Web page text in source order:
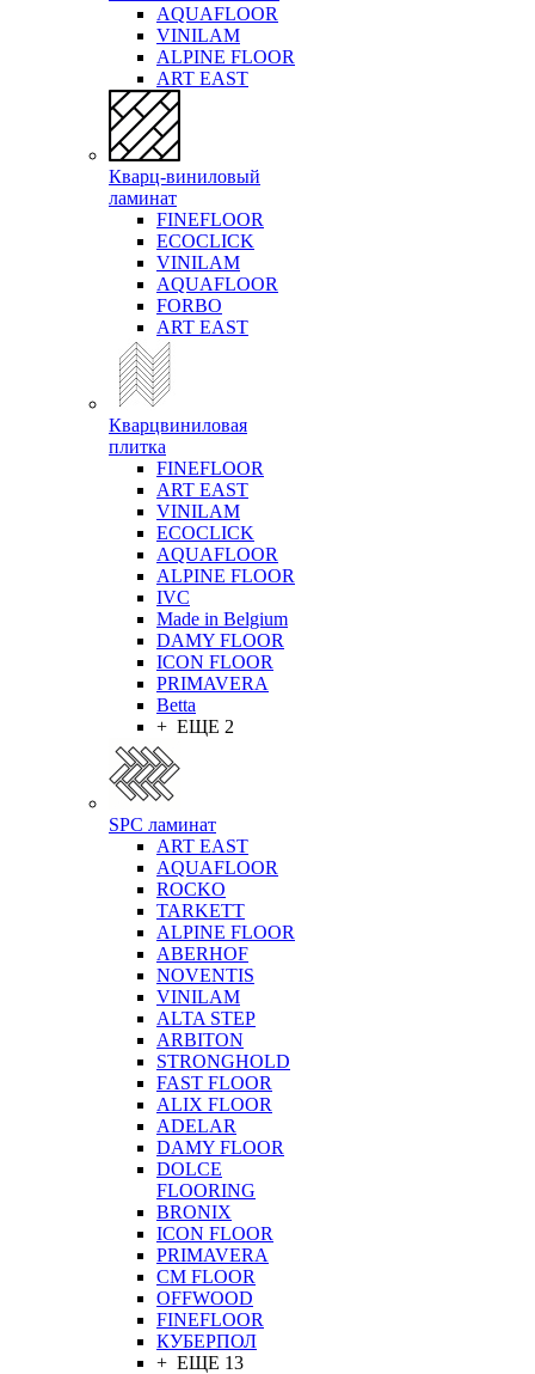
AQUAFLOOR
VINILAM
ALPINE FLOOR
ART EAST
Кварц-виниловый
ламинат
FINEFLOOR
ECOCLICK
VINILAM
AQUAFLOOR
FORBO
ART EAST
Кварцвиниловая
плитка
FINEFLOOR
ART EAST
VINILAM
ECOCLICK
AQUAFLOOR
ALPINE FLOOR
IVC
Made in Belgium
DAMY FLOOR
ICON FLOOR
PRIMAVERA
Betta
+ ЕЩЕ 2
SPC ламинат
ART EAST
AQUAFLOOR
ROCKO
TARKETT
ALPINE FLOOR
ABERHOF
NOVENTIS
VINILAM
ALTA STEP
ARBITON
STRONGHOLD
FAST FLOOR
ALIX FLOOR
ADELAR
DAMY FLOOR
DOLCE
FLOORING
BRONIX
ICON FLOOR
PRIMAVERA
CM FLOOR
OFFWOOD
FINEFLOOR
КУБЕРПОЛ
+ ЕЩЕ 13